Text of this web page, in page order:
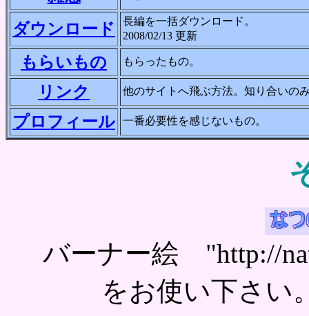
ダウンロード
長編を一括ダウンロード。
2008/02/13 更新
もらいもの もらったもの。
リンク 他のサイトへ飛ぶ方法。知り合いの
プロフィール 一番必要性を感じないもの。
バーナー絵 "http://
をお使い下さい